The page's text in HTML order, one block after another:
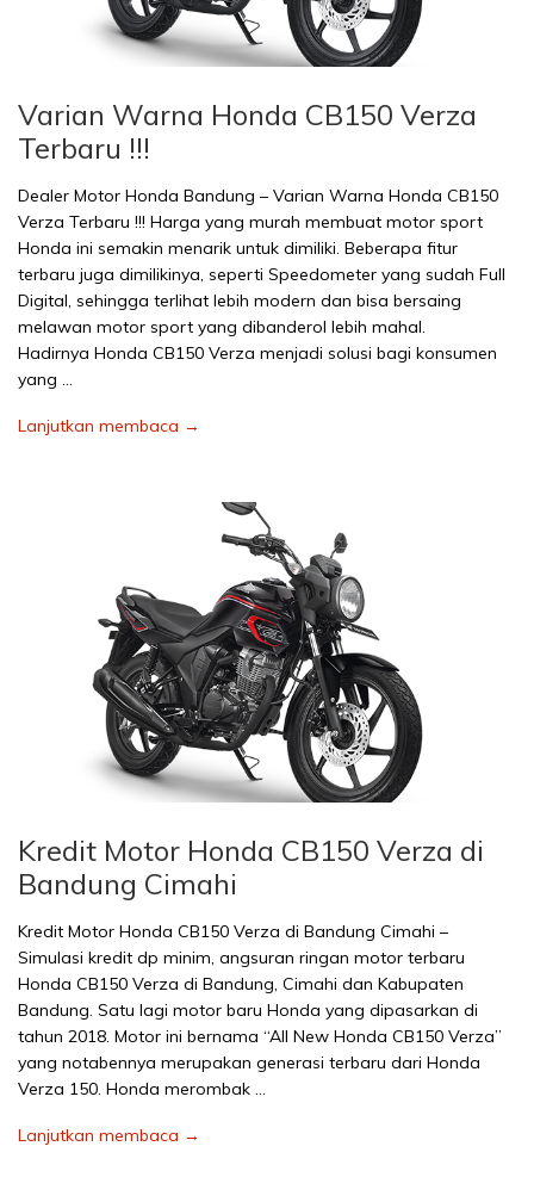
Varian Warna Honda CB150 Verza
Terbaru !!!
Dealer Motor Honda Bandung – Varian Warna Honda CB150
Verza Terbaru !!! Harga yang murah membuat motor sport
Honda ini semakin menarik untuk dimiliki. Beberapa fitur
terbaru juga dimilikinya, seperti Speedometer yang sudah Full
Digital, sehingga terlihat lebih modern dan bisa bersaing
melawan motor sport yang dibanderol lebih mahal.
Hadirnya Honda CB150 Verza menjadi solusi bagi konsumen
yang …
Lanjutkan membaca →
Kredit Motor Honda CB150 Verza di
Bandung Cimahi
Kredit Motor Honda CB150 Verza di Bandung Cimahi –
Simulasi kredit dp minim, angsuran ringan motor terbaru
Honda CB150 Verza di Bandung, Cimahi dan Kabupaten
Bandung. Satu lagi motor baru Honda yang dipasarkan di
tahun 2018. Motor ini bernama “All New Honda CB150 Verza”
yang notabennya merupakan generasi terbaru dari Honda
Verza 150. Honda merombak …
Lanjutkan membaca →